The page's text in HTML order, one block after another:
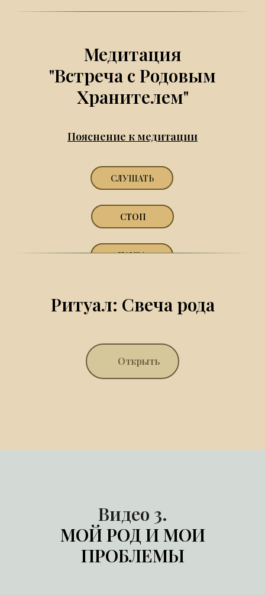
Медитация
"Встреча с Родовым
Хранителем"
Пояснение к медитации
СТОП
ПАУЗА
СЛУШАТЬ
Ритуал: Свеча рода
Открыть
Видео 3.
МОЙ РОД И МОИ
ПРОБЛЕМЫ